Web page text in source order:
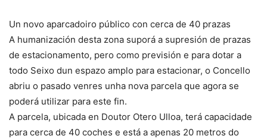
Un novo aparcadoiro público con cerca de 40 prazas
A humanización desta zona suporá a supresión de prazas
de estacionamento, pero como previsión e para dotar a
todo Seixo dun espazo amplo para estacionar, o Concello
abriu o pasado venres unha nova parcela que agora se
poderá utilizar para este fin.
A parcela, ubicada en Doutor Otero Ulloa, terá capacidade
para cerca de 40 coches e está a apenas 20 metros do